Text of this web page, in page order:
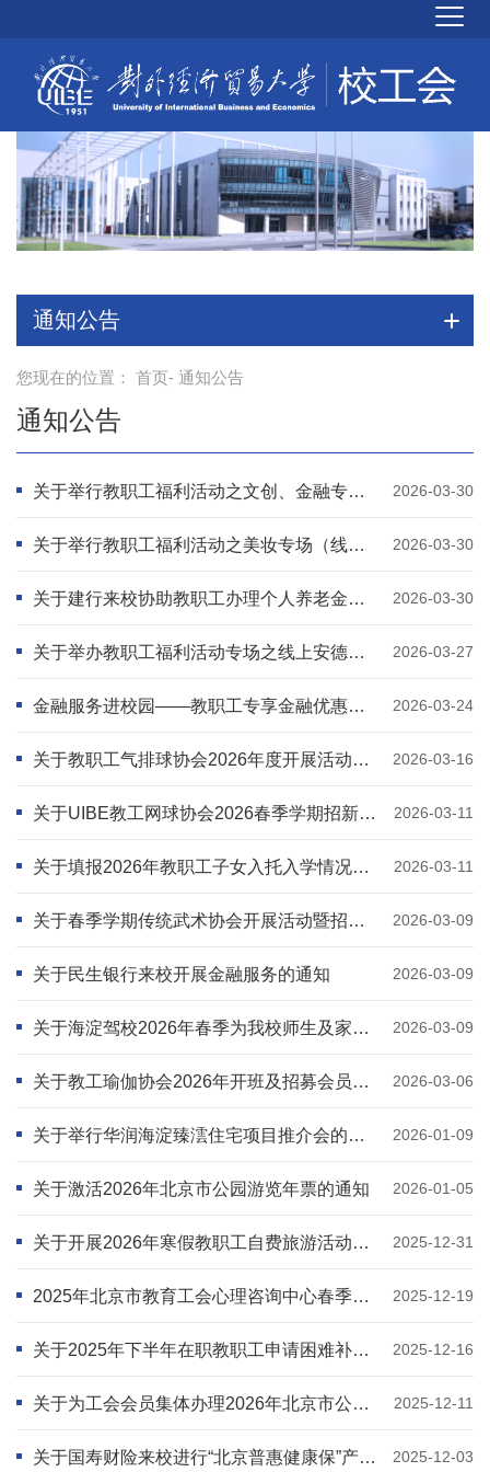
通知公告
您现在的位置： 首页- 通知公告
通知公告
2026-03-30
关于举行教职工福利活动之文创、金融专场（线下）的通知
2026-03-30
关于举行教职工福利活动之美妆专场（线上）的通知
2026-03-30
关于建行来校协助教职工办理个人养老金退税咨询服务的通知
2026-03-27
关于举办教职工福利活动专场之线上安德玛、百丽专场的通知
2026-03-24
金融服务进校园——教职工专享金融优惠活动汇总
2026-03-16
关于教职工气排球协会2026年度开展活动及招收新会员的通知
2026-03-11
关于UIBE教工网球协会2026春季学期招新的通知
2026-03-11
关于填报2026年教职工子女入托入学情况信息调查表的通知
2026-03-09
关于春季学期传统武术协会开展活动暨招收新会员的通知
2026-03-09
关于民生银行来校开展金融服务的通知
2026-03-09
关于海淀驾校2026年春季为我校师生及家属提供优惠学车服务的通知
2026-03-06
关于教工瑜伽协会2026年开班及招募会员的通知
2026-01-09
关于举行华润海淀臻澐住宅项目推介会的通知
2026-01-05
关于激活2026年北京市公园游览年票的通知
2025-12-31
关于开展2026年寒假教职工自费旅游活动的通知
2025-12-19
2025年北京市教育工会心理咨询中心春季心理热线服务及心理咨询预约服务开通通知
2025-12-16
关于2025年下半年在职教职工申请困难补助的通知
2025-12-11
关于为工会会员集体办理2026年北京市公园游览年票的通知
2025-12-03
关于国寿财险来校进行“北京普惠健康保”产品专题讲座的通知